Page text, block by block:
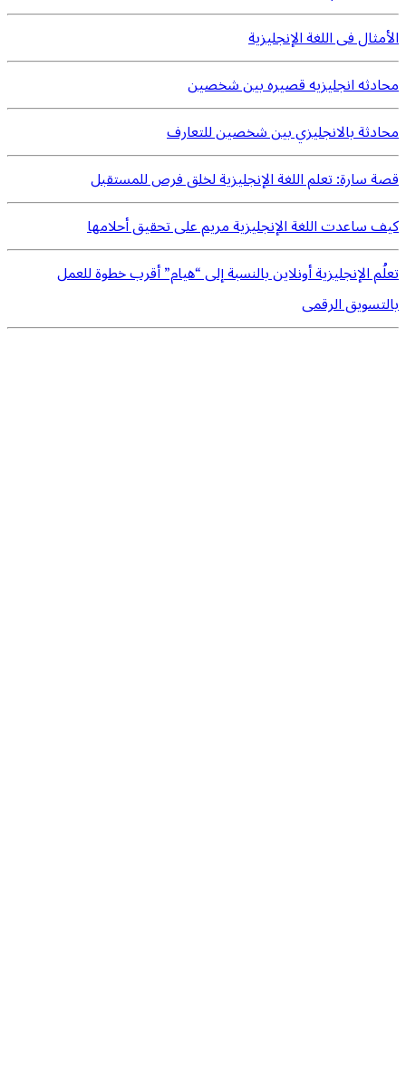
الأمثال فى اللغة الإنجليزية
محادثه انجليزيه قصيره بين شخصين
محادثة بالانجليزي بين شخصين للتعارف
قصة سارة: تعلم اللغة الإنجليزية لخلق فرص للمستقبل
كيف ساعدت اللغة الإنجليزية مريم على تحقيق أحلامها
تعلُم الإنجليزية أونلاين بالنسبة إلى “هيام” أقرب خطوة للعمل
بالتسويق الرقمى